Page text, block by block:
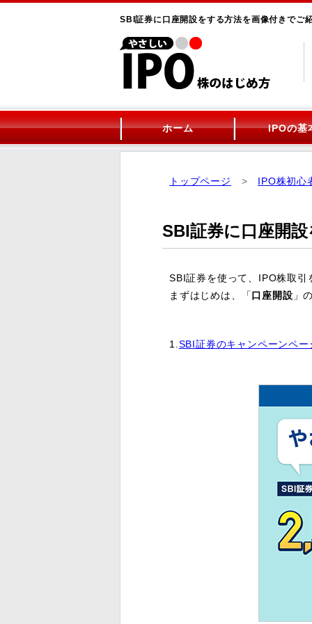
SBI証券に口座開設をする方法を画像付きでご
ホーム IPOの基
トップページ > IPO株初心
SBI証券に口座開
SBI証券を使って、IPO株取引
まずはじめは、「 口座開設 」
1.SBI証券のキャンペーンペー